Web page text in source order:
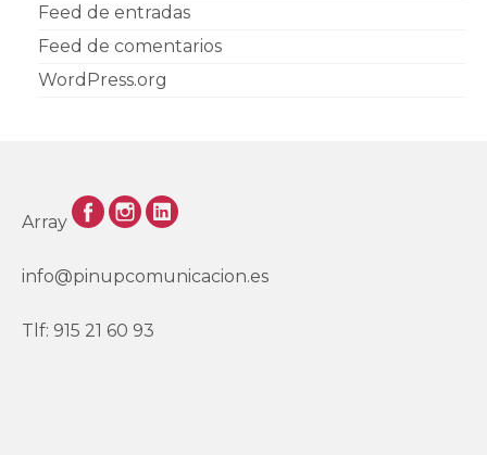
Feed de entradas
Feed de comentarios
WordPress.org
Array
info@pinupcomunicacion.es
Tlf: 915 21 60 93